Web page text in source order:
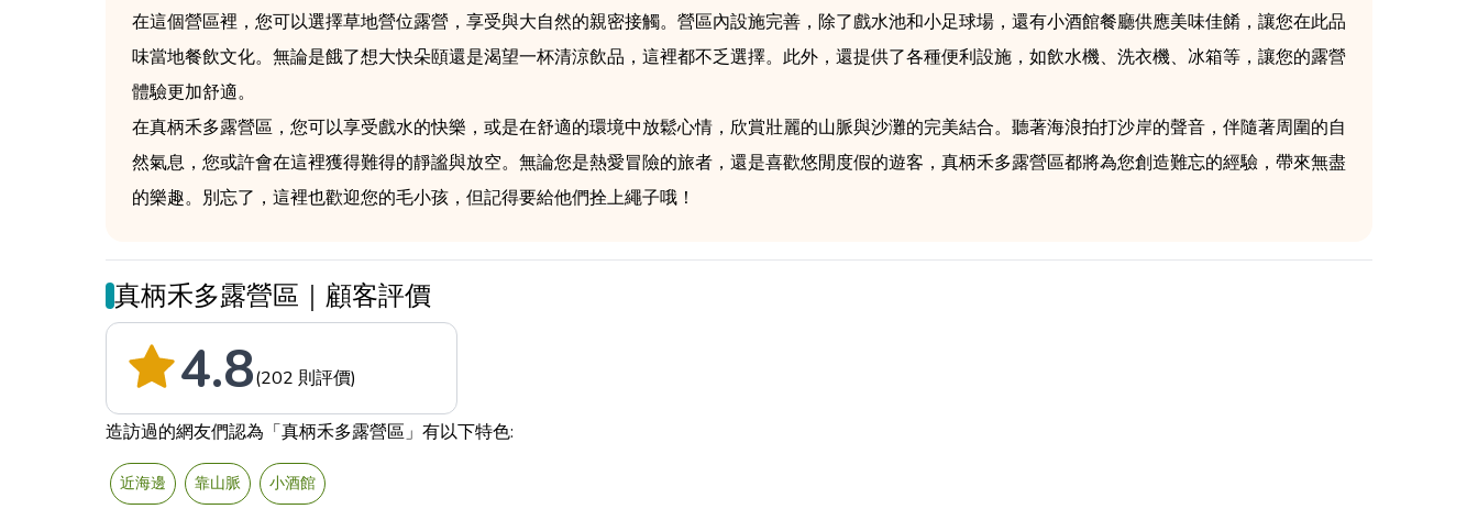
在這個營區裡，您可以選擇草地營位露營，享受與大自然的親密接觸。營區內設施完善，除了戲水池和小足球場，還有小酒館餐廳供應美味佳餚，讓您在此品
味當地餐飲文化。無論是餓了想大快朵頤還是渴望一杯清涼飲品，這裡都不乏選擇。此外，還提供了各種便利設施，如飲水機、洗衣機、冰箱等，讓您的露營
體驗更加舒適。
在真柄禾多露營區，您可以享受戲水的快樂，或是在舒適的環境中放鬆心情，欣賞壯麗的山脈與沙灘的完美結合。聽著海浪拍打沙岸的聲音，伴隨著周圍的自
然氣息，您或許會在這裡獲得難得的靜謐與放空。無論您是熱愛冒險的旅者，還是喜歡悠閒度假的遊客，真柄禾多露營區都將為您創造難忘的經驗，帶來無盡
的樂趣。別忘了，這裡也歡迎您的毛小孩，但記得要給他們拴上繩子哦！
真柄禾多露營區｜顧客評價
4.8(202 則評價)
造訪過的網友們認為「真柄禾多露營區」有以下特色:
近海邊 靠山脈 小酒館